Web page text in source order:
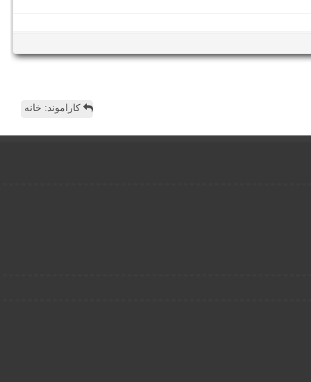
کاراموند: خانه